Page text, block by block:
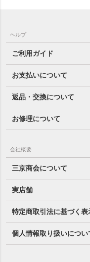
ヘルプ
ご利用ガイド
お支払いについて
返品・交換について
お修理について
会社概要
三京商会について
実店舗
特定商取引法に基づく表
個人情報取り扱いについ